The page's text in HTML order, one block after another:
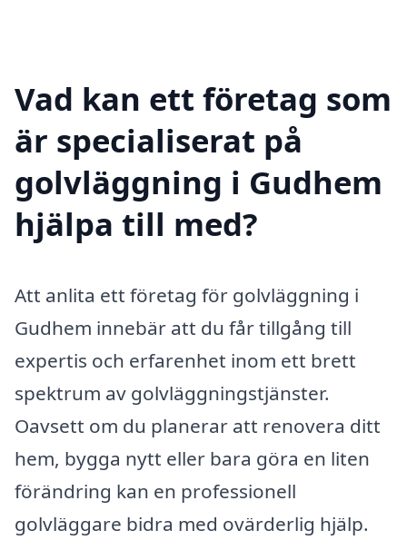
Vad kan ett företag som
är specialiserat på
golvläggning i Gudhem
hjälpa till med?
Att anlita ett företag för golvläggning i
Gudhem innebär att du får tillgång till
expertis och erfarenhet inom ett brett
spektrum av golvläggningstjänster.
Oavsett om du planerar att renovera ditt
hem, bygga nytt eller bara göra en liten
förändring kan en professionell
golvläggare bidra med ovärderlig hjälp.